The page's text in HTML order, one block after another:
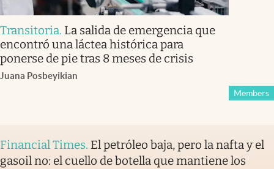
Transitoria. La salida de emergencia que
encontró una láctea histórica para
ponerse de pie tras 8 meses de crisis
Juana Posbeyikian
Members
Financial Times. El petróleo baja, pero la nafta y el
gasoil no: el cuello de botella que mantiene los